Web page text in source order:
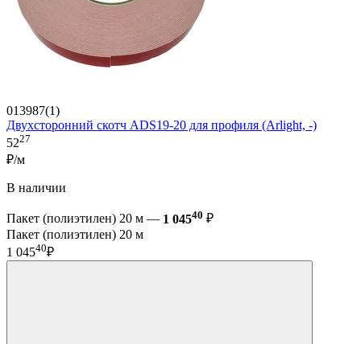
013987(1)
Двухсторонний скотч ADS19-20 для профиля (Arlight, -)
5227
₽/м
В наличии
Пакет (полиэтилен) 20 м — 1 04540 ₽
Пакет (полиэтилен) 20 м
1 04540₽